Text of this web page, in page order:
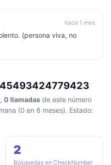
hace 1 mes
(persona viva, no
0 llamadas de este número
(0 en 6 meses). Estado:
2
Búsquedas en CheckNumber